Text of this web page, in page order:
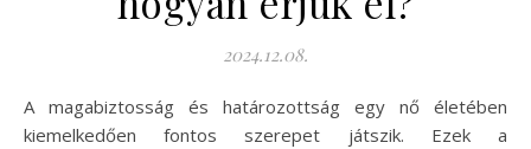
2024.12.08.
A magabiztosság és határozottság egy nő életében
kiemelkedően fontos szerepet játszik. Ezek a